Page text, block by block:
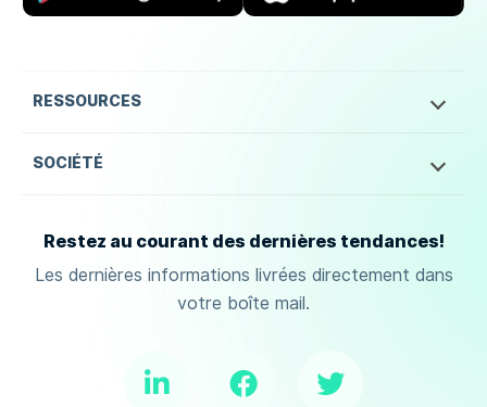
RESSOURCES
SOCIÉTÉ
Restez au courant des dernières tendances!
Les dernières informations livrées directement dans
votre boîte mail.